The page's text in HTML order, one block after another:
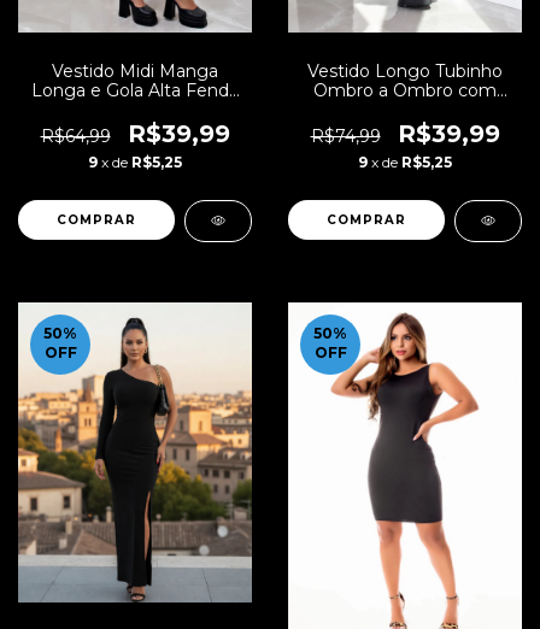
Vestido Midi Manga
Longa e Gola Alta Fenda
R$64,99
R$39,99
9 x de R$5,25
COMPRAR
Vestido Longo Tubinho
Ombro a Ombro com
R$74,99
R$39,99
9 x de R$5,25
COMPRAR
50%
OFF
50%
OFF